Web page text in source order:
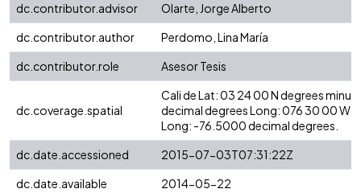
dc.contributor.advisor
Olarte, Jorge Alberto
dc.contributor.author
Perdomo, Lina María
dc.contributor.role
Asesor Tesis
dc.coverage.spatial
Cali de Lat: 03 24 00 N degrees
decimal degrees Long: 076 30 00 W
Long: -76.5000 decimal degrees.
dc.date.accessioned
2015-07-03T07:31:22Z
dc.date.available
2014-05-22